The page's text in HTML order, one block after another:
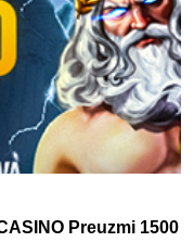
Preuzmi 1500